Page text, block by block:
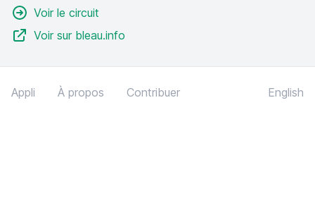
Voir le circuit
Voir sur bleau.info
Appli À propos Contribuer English